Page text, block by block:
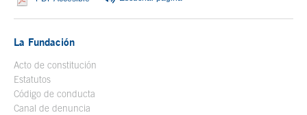
La Fundación
Acto de constitución
Estatutos
Código de conducta
Canal de denuncia